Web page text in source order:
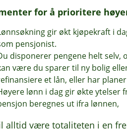
for å prioritere
gir økt kjøpekraft i
pensjonist.
disponerer pengene helt selv,
være du sparer til ny bolig
et lån, eller har
lønn i dag gir økte ytelser
beregnes ut ifra lønnen,
alltid være totaliteten i en